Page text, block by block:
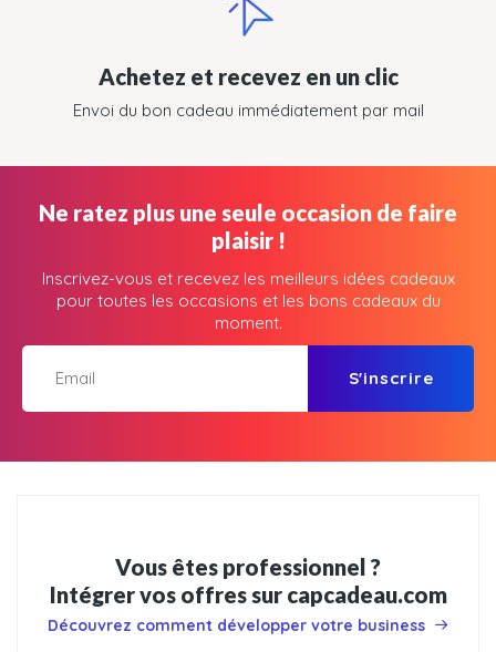
Achetez et recevez en un clic
Envoi du bon cadeau immédiatement par mail
Ne ratez plus une seule occasion de faire
plaisir !
Inscrivez-vous et recevez les meilleurs idées cadeaux
pour toutes les occasions et les bons cadeaux du
moment.
S'inscrire
Vous êtes professionnel ?
Intégrer vos offres sur capcadeau.com
Découvrez comment développer votre business